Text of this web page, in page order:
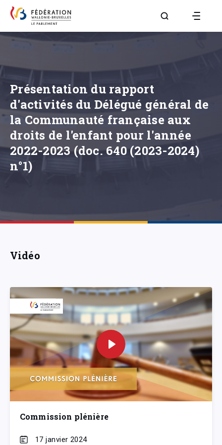
Aller à la page
Présentation du rapport
d'activités du Délégué général de
la Communauté française aux
droits de l'enfant pour l'année
2022-2023 (doc. 640 (2023-2024)
n°1)
Vidéo
Commission plénière
17 janvier 2024